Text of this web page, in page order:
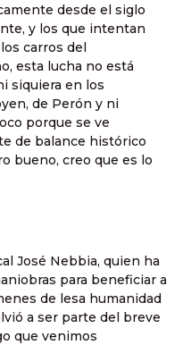
desde el siglo
y los que intentan
carros del
esta lucha no está
siquiera en los
de Perón y ni
porque se ve
de balance histórico
bueno, creo que es lo
José Nebbia, quien ha
para beneficiar a
de lesa humanidad
a ser parte del breve
que venimos